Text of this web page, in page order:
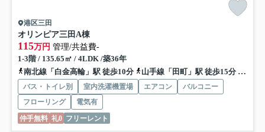
港区三田
オリンピア三田 A棟
115万円 管理/共益費-
1-3階 / 135.65㎡ / 4LDK /築36年
南北線「白金高輪」駅 徒歩10分
山手線「田町」駅 徒歩15分 都営
バス・トイレ別 室内洗濯機置場 エアコン
バルコニー
フローリング
電気有
仲手無料 礼0 フリーレント